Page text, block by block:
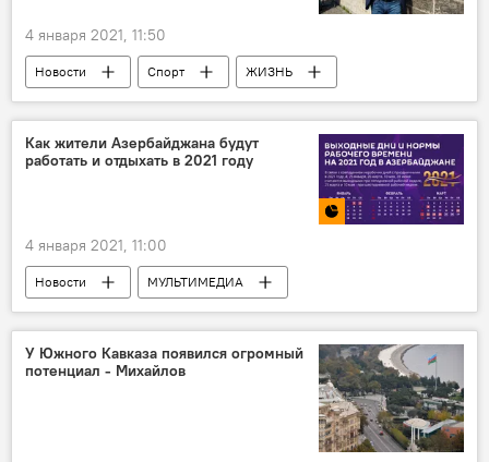
4 января 2021, 11:50
Новости Спорт
ЖИЗНЬ
Азербайджан
Карабах
Футбол
Игорь Пономарев
Как жители Азербайджана будут
работать и отдыхать в 2021 году
4 января 2021, 11:00
Новости
МУЛЬТИМЕДИА
Инфографика
ЖИЗНЬ
Азербайджан
У Южного Кавказа появился огромный
потенциал - Михайлов